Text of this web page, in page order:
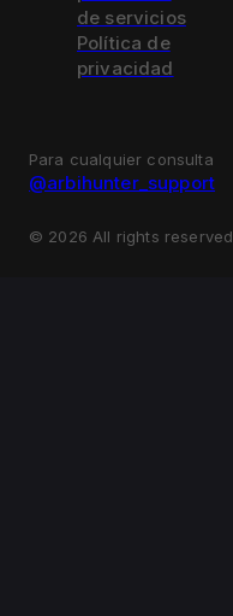
de servicios
Política de
privacidad
Para cualquier consulta
@arbihunter_support
© 2026 All rights reserved